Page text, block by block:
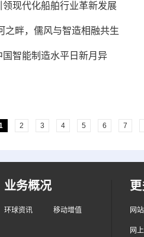
领现代化船舶行业革新发展
之畔，儒风与智造相融共生
智能制造水平日新月异
2 3 4 5 6 7
业务概况
环球资讯 移动增值 网
网